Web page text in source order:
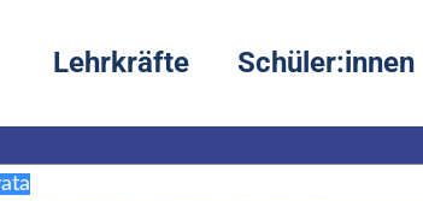
Lehrkräfte Schüler:innen